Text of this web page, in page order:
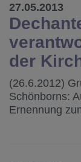
27.05.2013
der
(26.6.2012)
Schönborns:
Ernennung